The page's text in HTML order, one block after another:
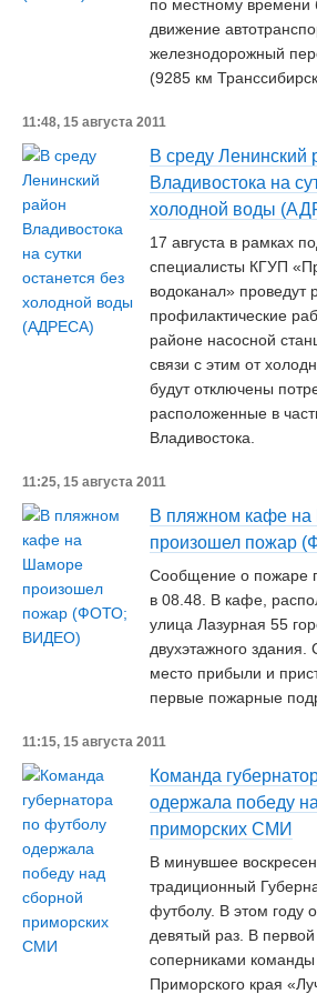
по местному времени
движение
железнодорожный
(9285 км
11:48, 15 августа 2011
В среду Ленинский
Владивостока на
холодной воды
17 августа в рамках
специалисты КГУП
водоканал» проведут
профилактические
районе насосной
связи с этим от
будут отключены
расположенные в
Владивостока.
11:25, 15 августа 2011
В пляжном кафе
произошел пожар
Сообщение о пожаре
в 08.48. В кафе,
улица Лазурная 55
двухэтажного здания.
место прибыли и
первые пожарные
11:15, 15 августа 2011
Команда
одержала победу
приморских СМИ
В минувшее
традиционный
футболу. В этом году
девятый раз. В первой
соперниками
Приморского края